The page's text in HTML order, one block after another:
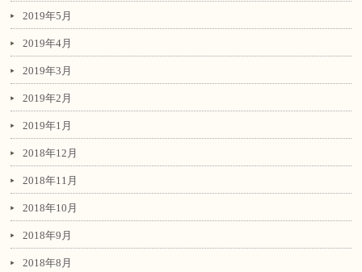
2019年5月
2019年4月
2019年3月
2019年2月
2019年1月
2018年12月
2018年11月
2018年10月
2018年9月
2018年8月